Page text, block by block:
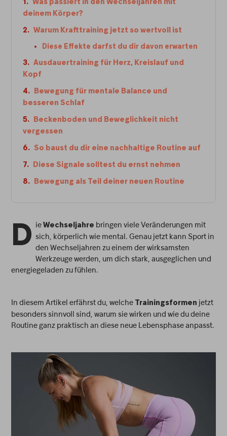
Was passiert in den Wechseljahren mit
deinem Körper?
Warum Krafttraining jetzt so wertvoll ist
Diese Effekte darfst du dir davon erwarten
Ausdauertraining für Herz, Kreislauf und
Kopf
Bewegung für mentale Balance und
besseren Schlaf
Beckenboden und Beweglichkeit nicht
vergessen
So baust du dir eine nachhaltige Routine auf
Diese Signale solltest du ernst nehmen
Bewegung als Teil deiner neuen Routine
D ieWechseljahre bringen viele Veränderungen mit
sich, körperlich wie mental. Genau jetzt kann Sport in
den Wechseljahren zu einem der wirksamsten
Werkzeuge werden, um dich stark, ausgeglichen und
energiegeladen zu fühlen.
In diesem Artikel erfährst du, welche Trainingsformen jetzt
besonders sinnvoll sind, warum sie wirken und wie du deine
Routine ganz praktisch an diese neue Lebensphase anpasst.